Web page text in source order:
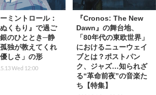
ーミントロール：
くもり』で過ご
のひととき─静
独が教えてくれ
しさ」の形
Wed 12:00
『Cronos: The New
Dawn』の舞台地、
「80年代の東欧世界」
におけるニューウェイ
ブとは？ポストパン
ク、ジャズ…知られざ
る“革命前夜”の音楽た
ち【特集】